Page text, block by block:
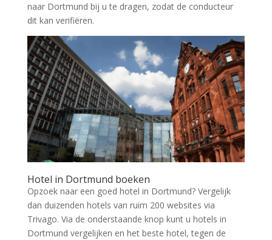
naar Dortmund bij u te dragen, zodat de conducteur
dit kan verifiëren.
Hotel in Dortmund boeken
Opzoek naar een goed hotel in Dortmund? Vergelijk
dan duizenden hotels van ruim 200 websites via
Trivago. Via de onderstaande knop kunt u hotels in
Dortmund vergelijken en het beste hotel, tegen de